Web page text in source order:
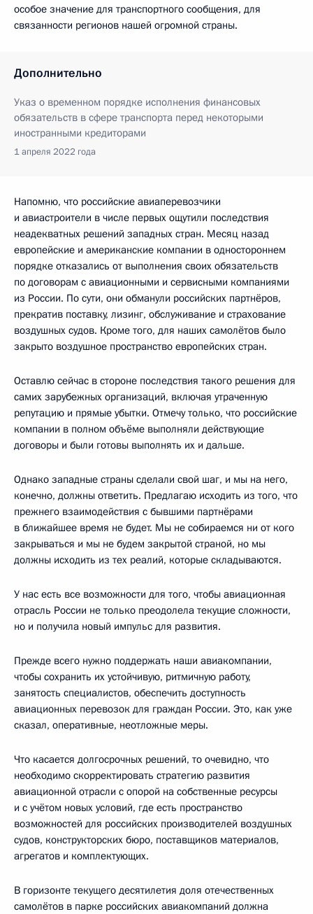
особое значение для транспортного сообщения, для
связанности регионов нашей огромной страны.
Дополнительно
Указ о временном порядке исполнения финансовых
обязательств в сфере транспорта перед некоторыми
иностранными кредиторами
1 апреля 2022 года
Напомню, что российские авиаперевозчики
и авиастроители в числе первых ощутили последствия
неадекватных решений западных стран. Месяц назад
европейские и американские компании в одностороннем
порядке отказались от выполнения своих обязательств
по договорам с авиационными и сервисными компаниями
из России. По сути, они обманули российских партнёров,
прекратив поставку, лизинг, обслуживание и страхование
воздушных судов. Кроме того, для наших самолётов было
закрыто воздушное пространство европейских стран.
Оставлю сейчас в стороне последствия такого решения для
самих зарубежных организаций, включая утраченную
репутацию и прямые убытки. Отмечу только, что российские
компании в полном объёме выполняли действующие
договоры и были готовы выполнять их и дальше.
Однако западные страны сделали свой шаг, и мы на него,
конечно, должны ответить. Предлагаю исходить из того, что
прежнего взаимодействия с бывшими партнёрами
в ближайшее время не будет. Мы не собираемся ни от кого
закрываться и мы не будем закрытой страной, но мы
должны исходить из тех реалий, которые складываются.
У нас есть все возможности для того, чтобы авиационная
отрасль России не только преодолела текущие сложности,
но и получила новый импульс для развития.
Прежде всего нужно поддержать наши авиакомпании,
чтобы сохранить их устойчивую, ритмичную работу,
занятость специалистов, обеспечить доступность
авиационных перевозок для граждан России. Это, как уже
сказал, оперативные, неотложные меры.
Что касается долгосрочных решений, то очевидно, что
необходимо скорректировать стратегию развития
авиационной отрасли с опорой на собственные ресурсы
и с учётом новых условий, где есть пространство
возможностей для российских производителей воздушных
судов, конструкторских бюро, поставщиков материалов,
агрегатов и комплектующих.
В горизонте текущего десятилетия доля отечественных
самолётов в парке российских авиакомпаний должна